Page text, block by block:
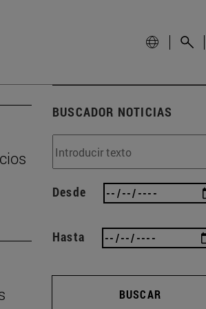
BUSCADOR NOTICIAS
Desde
Hasta
BUSCAR